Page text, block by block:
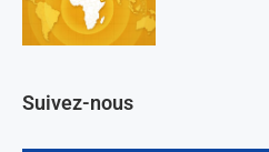
Suivez-nous